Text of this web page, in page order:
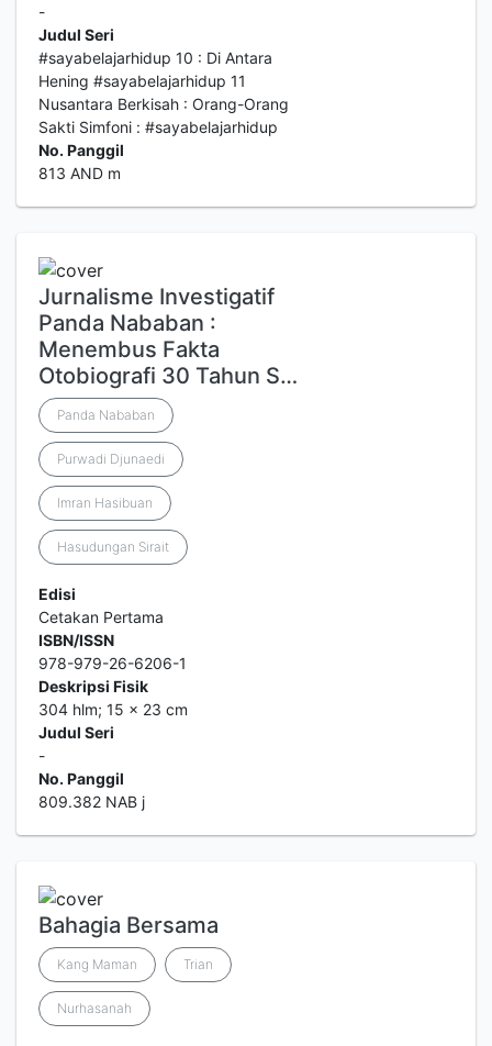
-
Judul Seri
#sayabelajarhidup 10 : Di Antara
Hening #sayabelajarhidup 11
Nusantara Berkisah : Orang-Orang
Sakti Simfoni : #sayabelajarhidup
No. Panggil
813 AND m
Jurnalisme Investigatif
Panda Nababan :
Menembus Fakta
Otobiografi 30 Tahun S…
Panda Nababan
Purwadi Djunaedi
Imran Hasibuan
Hasudungan Sirait
Edisi
Cetakan Pertama
ISBN/ISSN
978-979-26-6206-1
Deskripsi Fisik
304 hlm; 15 x 23 cm
Judul Seri
-
No. Panggil
809.382 NAB j
Bahagia Bersama
Kang Maman Trian
Nurhasanah